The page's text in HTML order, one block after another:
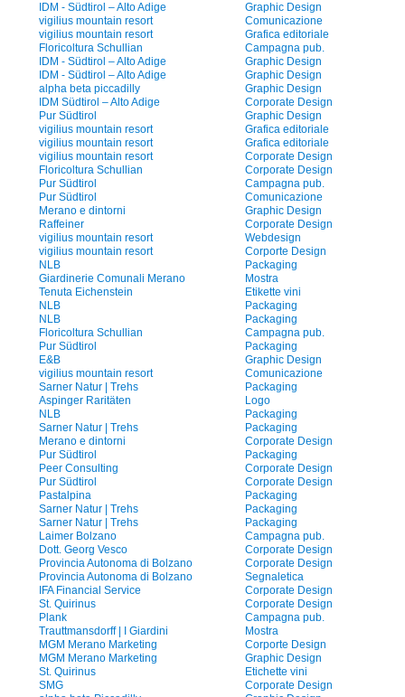
IDM - Südtirol – Alto Adige
Graphic Design
vigilius mountain resort
Comunicazione
vigilius mountain resort
Grafica editoriale
Floricoltura Schullian
Campagna pub.
IDM - Südtirol – Alto Adige
Graphic Design
IDM - Südtirol – Alto Adige
Graphic Design
alpha beta piccadilly
Graphic Design
IDM Südtirol – Alto Adige
Corporate Design
Pur Südtirol
Graphic Design
vigilius mountain resort
Grafica editoriale
vigilius mountain resort
Grafica editoriale
vigilius mountain resort
Corporate Design
Floricoltura Schullian
Corporate Design
Pur Südtirol
Campagna pub.
Pur Südtirol
Comunicazione
Merano e dintorni
Graphic Design
Raffeiner
Corporate Design
vigilius mountain resort
Webdesign
vigilius mountain resort
Corporte Design
NLB
Packaging
Giardinerie Comunali Merano
Mostra
Tenuta Eichenstein
Etikette vini
NLB
Packaging
NLB
Packaging
Floricoltura Schullian
Campagna pub.
Pur Südtirol
Packaging
E&B
Graphic Design
vigilius mountain resort
Comunicazione
Sarner Natur | Trehs
Packaging
Aspinger Raritäten
Logo
NLB
Packaging
Sarner Natur | Trehs
Packaging
Merano e dintorni
Corporate Design
Pur Südtirol
Packaging
Peer Consulting
Corporate Design
Pur Südtirol
Corporate Design
Pastalpina
Packaging
Sarner Natur | Trehs
Packaging
Sarner Natur | Trehs
Packaging
Laimer Bolzano
Campagna pub.
Dott. Georg Vesco
Corporate Design
Provincia Autonoma di Bolzano
Corporate Design
Provincia Autonoma di Bolzano
Segnaletica
IFA Financial Service
Corporate Design
St. Quirinus
Corporate Design
Plank
Campagna pub.
Trauttmansdorff | I Giardini
Mostra
MGM Merano Marketing
Corporte Design
MGM Merano Marketing
Graphic Design
St. Quirinus
Etichette vini
SMG
Corporate Design